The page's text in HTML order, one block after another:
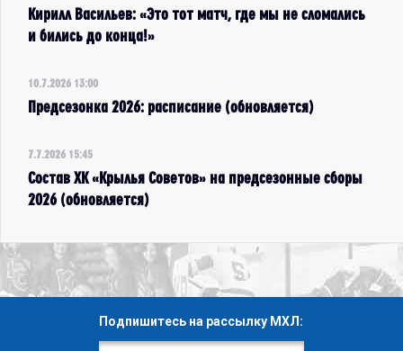
Кирилл Васильев: «Это тот матч, где мы не сломались
и бились до конца!»
10.7.2026 13:00
Предсезонка 2026: расписание (обновляется)
7.7.2026 15:45
Состав ХК «Крылья Советов» на предсезонные сборы
2026 (обновляется)
Подпишитесь на рассылку МХЛ: